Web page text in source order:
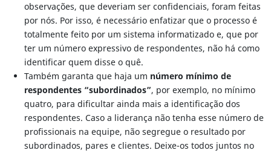
observações, que deveriam ser confidenciais, foram feitas
por nós. Por isso, é necessário enfatizar que o processo é
totalmente feito por um sistema informatizado e, que por
ter um número expressivo de respondentes, não há como
identificar quem disse o quê.
Também garanta que haja um número mínimo de
respondentes “subordinados”, por exemplo, no mínimo
quatro, para dificultar ainda mais a identificação dos
respondentes. Caso a liderança não tenha esse número de
profissionais na equipe, não segregue o resultado por
subordinados, pares e clientes. Deixe-os todos juntos no